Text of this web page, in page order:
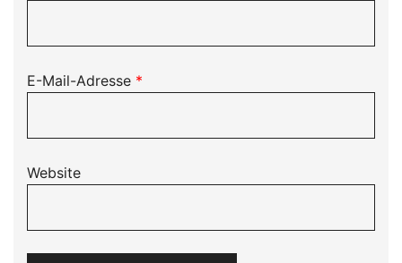
E-Mail-Adresse *
Website